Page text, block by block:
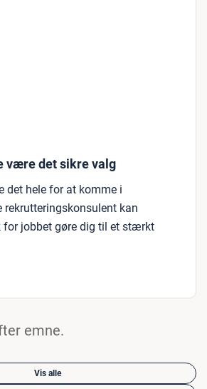
være det sikre valg
det hele for at komme i
rekrutteringskonsulent kan
jobbet gøre dig til et stærkt
emne.
Vis alle